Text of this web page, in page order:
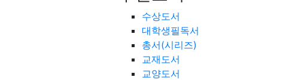
수상도서
대학생필독서
총서(시리즈)
교재도서
교양도서